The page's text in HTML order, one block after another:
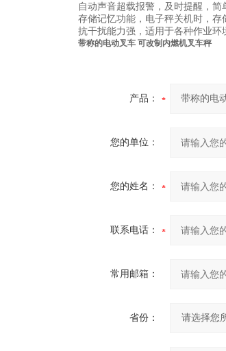
自动声音超载报警，及时提醒，简
存储记忆功能，电子秤关机时，存
抗干扰能力强，适用于各种作业环
带称的电动叉车 可改制内燃机叉车秤
产品：
您的单位：
您的姓名：
联系电话：
常用邮箱：
省份：